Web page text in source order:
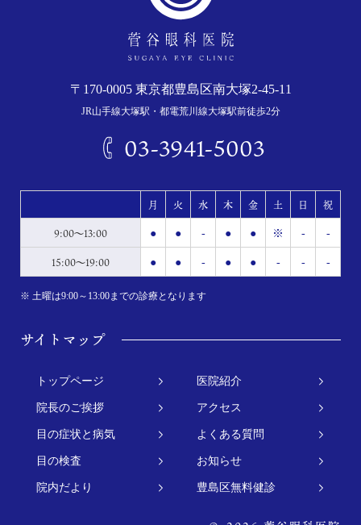
〒170-0005 東京都豊島区南大塚2-45-11
JR山手線大塚駅・都電荒川線大塚駅前徒歩2分
03-3941-5003
月 火 水 木 金 土 日
祝
9:00～13:00
● ● - ● ● ※ - -
15:00～19:00 ● ● - ● ● - - -
※ 土曜は9:00～13:00までの診療となります
サイトマップ
トップページ 医院紹介
院長のご挨拶 アクセス
目の症状と病気 よくある質問
目の検査 お知らせ
院内だより 豊島区無料健診